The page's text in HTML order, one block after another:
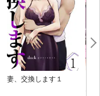
妻、交換します１
な